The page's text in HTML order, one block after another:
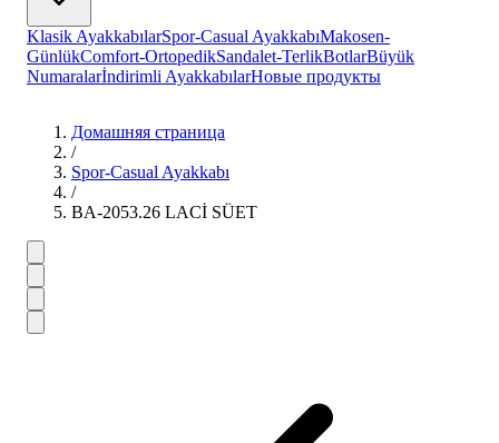
Klasik AyakkabılarSpor-Casual AyakkabıMakosen-
GünlükComfort-OrtopedikSandalet-TerlikBotlarBüyük
Numaralarİndirimli AyakkabılarНовые продукты
Домашняя страница
/
Spor-Casual Ayakkabı
/
BA-2053.26 LACİ SÜET